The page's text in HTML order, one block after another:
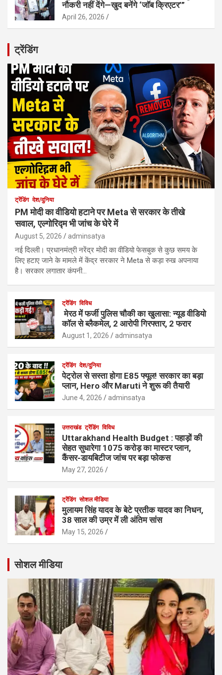
नौकरी नहीं देंगे—खुद बनेंगे ‘जॉब क्रिएटर’”
April 26, 2026
ट्रेंडिंग
ट्रेंडिंग देश/दुनिया
PM मोदी का वीडियो हटाने पर Meta से सरकार के तीखे
सवाल, एल्गोरिद्म भी जांच के घेरे में
August 5, 2026 adminsatya
नई दिल्ली। प्रधानमंत्री नरेंद्र मोदी का वीडियो फेसबुक से कुछ समय के
लिए हटाए जाने के मामले में केंद्र सरकार ने Meta से कड़ा रुख अपनाया
है। सरकार लगातार कंपनी…
ट्रेंडिंग विविध
मेरठ में फर्जी पुलिस चौकी का खुलासा: न्यूड वीडियो
कॉल से ब्लैकमेल, 2 आरोपी गिरफ्तार, 2 फरार
August 1, 2026 adminsatya
ट्रेंडिंग देश/दुनिया
पेट्रोल से सस्ता होगा E85 फ्यूल! सरकार का बड़ा
प्लान, Hero और Maruti ने शुरू की तैयारी
June 4, 2026 adminsatya
उत्तराखंड ट्रेंडिंग विविध
Uttarakhand Health Budget : पहाड़ों की
सेहत सुधारेगा 1075 करोड़ का मास्टर प्लान,
कैंसर-डायबिटीज जांच पर बड़ा फोकस
May 27, 2026
ट्रेंडिंग सोशल मीडिया
मुलायम सिंह यादव के बेटे प्रतीक यादव का निधन,
38 साल की उम्र में ली अंतिम सांस
May 15, 2026
सोशल मीडिया